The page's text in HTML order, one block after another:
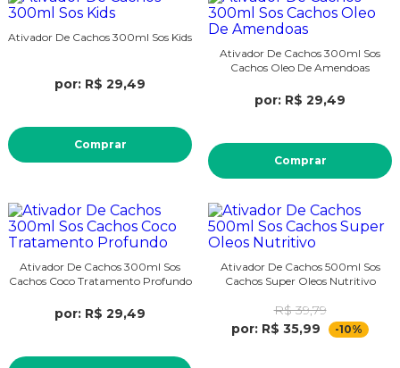
Ativador De Cachos 300ml Sos Kids
por: R$ 29,49
Comprar
Ativador De Cachos 300ml Sos
Cachos Oleo De Amendoas
por: R$ 29,49
Comprar
Ativador De Cachos 300ml Sos
Cachos Coco Tratamento Profundo
por: R$ 29,49
Ativador De Cachos 500ml Sos
Cachos Super Oleos Nutritivo
R$ 39,79
por: R$ 35,99
-10%